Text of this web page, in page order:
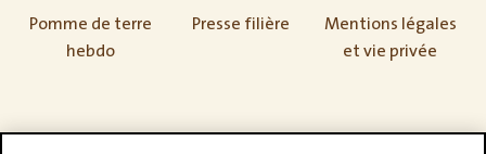
Pomme de terre
hebdo
Presse filière
Mentions légales
et vie privée